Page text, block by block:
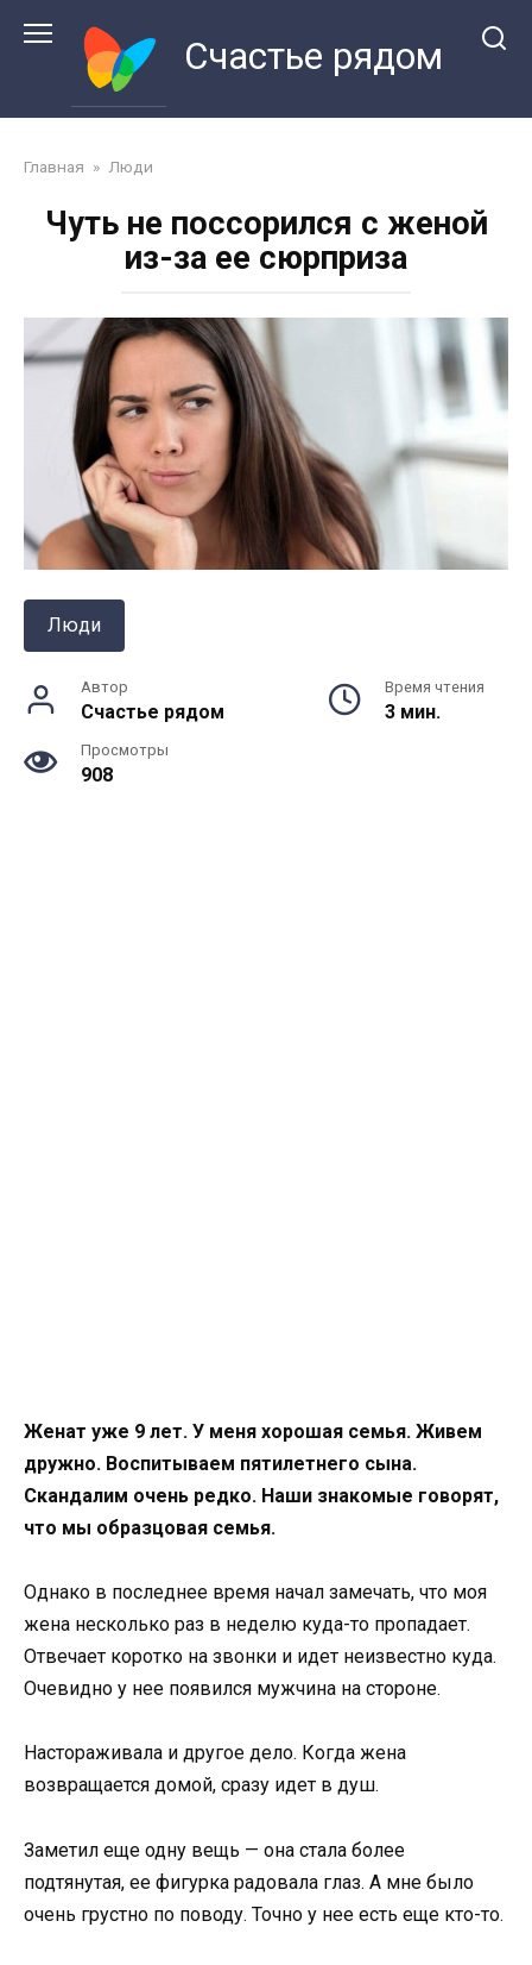
Счастье рядом
Главная » Люди
Чуть не поссорился с женой
из-за ее сюрприза
Люди
Автор
Счастье рядом
Время чтения
3 мин.
Просмотры
908
Женат уже 9 лет. У меня хорошая семья. Живем
дружно. Воспитываем пятилетнего сына.
Скандалим очень редко. Наши знакомые говорят,
что мы образцовая семья.
Однако в последнее время начал замечать, что моя
жена несколько раз в неделю куда-то пропадает.
Отвечает коротко на звонки и идет неизвестно куда.
Очевидно у нее появился мужчина на стороне.
Настораживала и другое дело. Когда жена
возвращается домой, сразу идет в душ.
Заметил еще одну вещь — она ​​стала более
подтянутая, ее фигурка радовала глаз. А мне было
очень грустно по поводу. Точно у нее есть еще кто-то.